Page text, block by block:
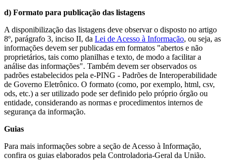
d) Formato para publicação das listagens
A disponibilização das listagens deve observar o disposto no artigo
8º, parágrafo 3, inciso II, da Lei de Acesso à Informação, ou seja, as
informações devem ser publicadas em formatos "abertos e não
proprietários, tais como planilhas e texto, de modo a facilitar a
análise das informações". Também devem ser observados os
padrões estabelecidos pela e-PING - Padrões de Interoperabilidade
de Governo Eletrônico. O formato (como, por exemplo, html, csv,
ods, etc.) a ser utilizado pode ser definido pelo próprio órgão ou
entidade, considerando as normas e procedimentos internos de
segurança da informação.
Guias
Para mais informações sobre a seção de Acesso à Informação,
confira os guias elaborados pela Controladoria-Geral da União.